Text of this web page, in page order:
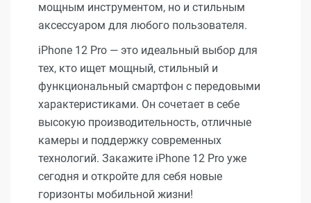
мощным инструментом, но и стильным
аксессуаром для любого пользователя.
iPhone 12 Pro — это идеальный выбор для
тех, кто ищет мощный, стильный и
функциональный смартфон с передовыми
характеристиками. Он сочетает в себе
высокую производительность, отличные
камеры и поддержку современных
технологий. Закажите iPhone 12 Pro уже
сегодня и откройте для себя новые
горизонты мобильной жизни!